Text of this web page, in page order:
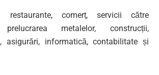
restaurante, comerț, servicii către
prelucrarea metalelor, construcții,
asigurări, informatică, contabilitate și